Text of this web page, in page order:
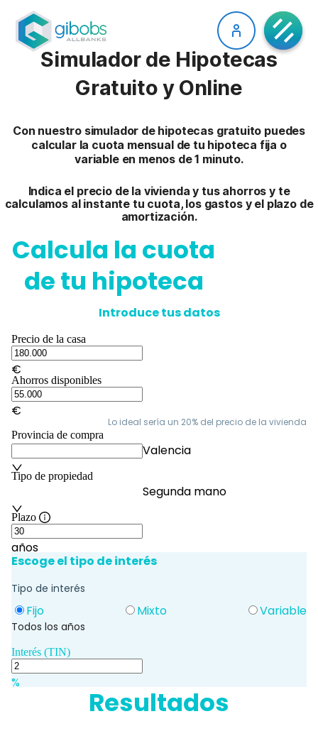
Simulador de Hipotecas
Gratuito y Online
Con nuestro simulador de hipotecas gratuito puedes
calcular la cuota mensual de tu hipoteca fija o
variableen menos de 1 minuto.
Indica el precio de la vivienda y tus ahorros y te
calculamos al instante tu cuota, los gastos y el plazo de
amortización.